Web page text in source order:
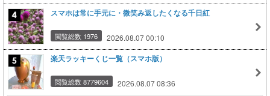
スマホは常に手元に・微笑み返したくなる千日紅
閲覧総数 1976 2026.08.07 00:10
楽天ラッキーくじ一覧（スマホ版）
閲覧総数 8779604 2026.08.07 08:36